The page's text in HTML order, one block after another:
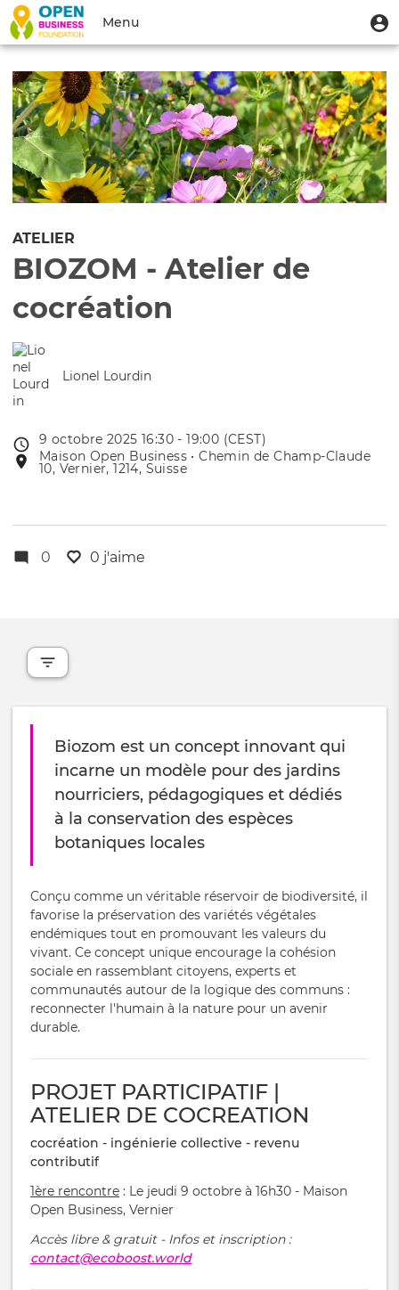
contenu
Menu
du
compte
de
l'utilisateur
Menu
Toggle
navigation
ATELIER
BIOZOM - Atelier de
cocréation
Lionel Lourdin
Date
de
l'évênement
9 octobre 2025 16:30 - 19:00 (CEST)
Lieu
de
Maison Open Business • Chemin de Champ-Claude
10, Vernier, 1214, Suisse
0 0 j'aime
Biozom est un concept innovant qui
incarne un modèle pour des jardins
nourriciers, pédagogiques et dédiés
à la conservation des espèces
botaniques locales
Conçu comme un véritable réservoir de biodiversité, il
favorise la préservation des variétés végétales
endémiques tout en promouvant les valeurs du
vivant. Ce concept unique encourage la cohésion
sociale en rassemblant citoyens, experts et
communautés autour de la logique des communs :
reconnecter l'humain à la nature pour un avenir
durable.
PROJET PARTICIPATIF |
ATELIER DE COCREATION
cocréation - ingénierie collective - revenu
contributif
1ère rencontre : Le jeudi 9 octobre à 16h30 - Maison
Open Business, Vernier
Accès libre & gratuit - Infos et inscription :
contact@ecoboost.world